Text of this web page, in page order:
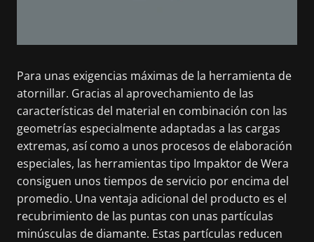
Para unas exigencias máximas de la herramienta de
atornillar. Gracias al aprovechamiento de las
características del material en combinación con las
geometrías especialmente adaptadas a las cargas
extremas, así como a unos procesos de elaboración
especiales, las herramientas tipo Impaktor de Wera
consiguen unos tiempos de servicio por encima del
promedio. Una ventaja adicional del producto es el
recubrimiento de las puntas con unas partículas
minúsculas de diamante. Estas partículas reducen